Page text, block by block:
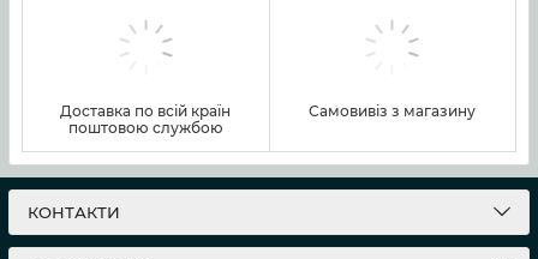
Доставка по всій країн
поштовою службою
Самовивіз з магазину
КОНТАКТИ